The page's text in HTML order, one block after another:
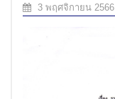
3 พฤศจิกายน 2566